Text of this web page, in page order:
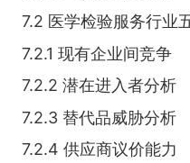
7.2 医学检验服务行业
7.2.1 现有企业间竞争
7.2.2 潜在进入者分析
7.2.3 替代品威胁分析
7.2.4 供应商议价能力